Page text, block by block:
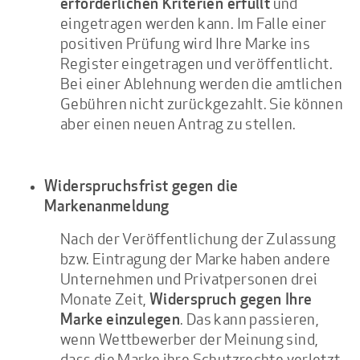
erforderlichen Kriterien erfüllt
eingetragen werden kann. Im Falle einer
positiven Prüfung wird Ihre Marke ins
Register eingetragen und veröffentlicht.
Bei einer Ablehnung werden die amtlichen
Gebühren nicht zurückgezahlt. Sie können
aber einen neuen Antrag zu stellen.
Widerspruchsfrist gegen die
Markenanmeldung
Nach der Veröffentlichung der Zulassung
bzw. Eintragung der Marke haben andere
Unternehmen und Privatpersonen drei
Monate Zeit, Widerspruch gegen Ihre
Marke einzulegen. Das kann passieren,
wenn Wettbewerber der Meinung sind,